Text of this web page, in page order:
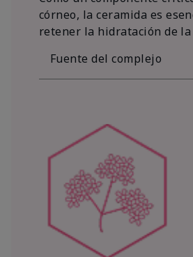
córneo, la ceramida es
retener la hidratación de
Fuente del complejo